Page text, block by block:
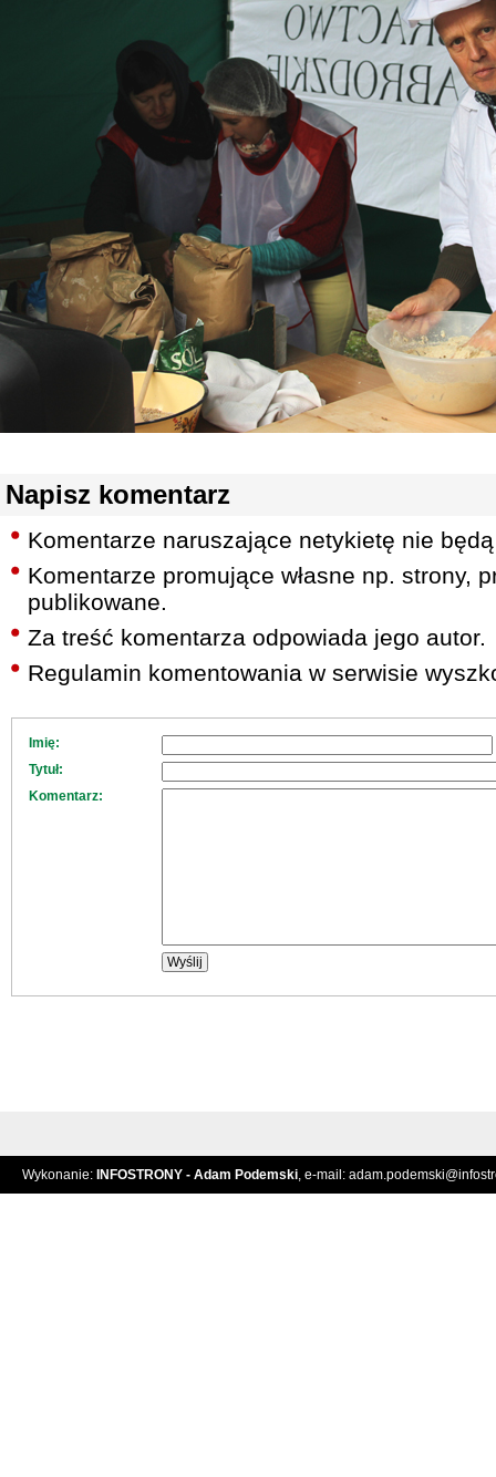
Napisz komentarz
Komentarze naruszające netykietę nie
Komentarze promujące własne np. strony,
publikowane.
Za treść komentarza odpowiada jego autor.
Regulamin komentowania w serwisie
Imię:
Tytuł:
Komentarz:
Wykonanie: INFOSTRONY - Adam Podemski, e-mail: